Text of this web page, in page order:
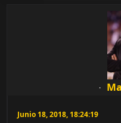
Junio 18, 2018, 18:24:19